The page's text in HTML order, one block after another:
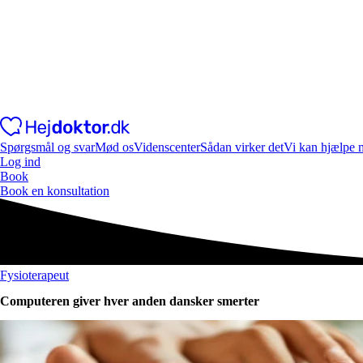
Spørgsmål og svarMød osVidenscenterSådan virker detVi kan hjælpe
Log ind
Book
Book en konsultation
Fysioterapeut
Computeren giver hver anden dansker smerter